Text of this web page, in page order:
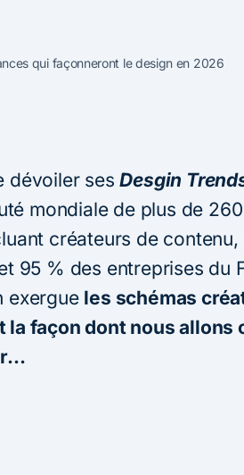
qui façonneront le design en 2026
dévoiler sesDesgin
mondiale de plus de
créateurs de
95 % des entreprises du
exergue les schémas
la façon dont nous allons